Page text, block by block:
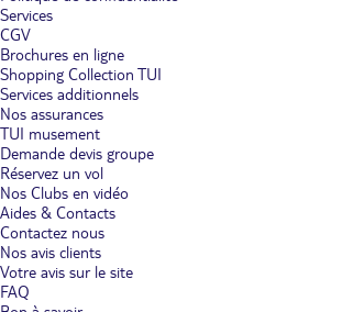
Services
CGV
Brochures en ligne
Shopping Collection TUI
Services additionnels
Nos assurances
TUI musement
Demande devis groupe
Réservez un vol
Nos Clubs en vidéo
Aides & Contacts
Contactez nous
Nos avis clients
Votre avis sur le site
FAQ